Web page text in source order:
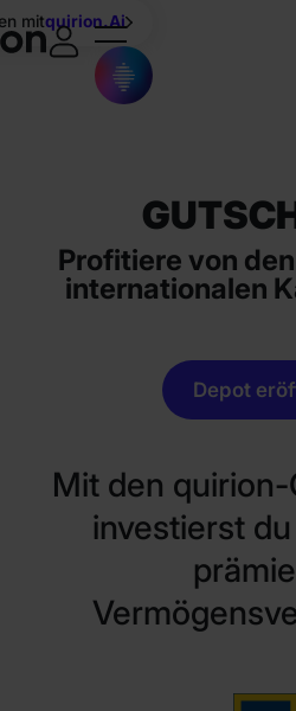
mitquirion.Ai
Profitiere von
internationalen
Depot
Mit den
investierst